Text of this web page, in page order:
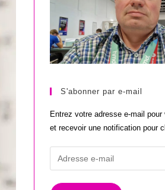
S'abonner par e-mail
Entrez votre adresse e-mail
et recevoir une notification pour
Adresse
e-
mail